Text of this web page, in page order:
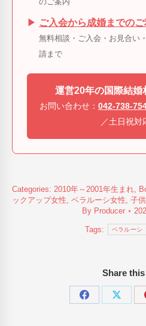
▶ ご入会から成婚までの
無料相談・ご入会・お見合い
請まで
運営20年の国際結
お問い合わせ： 042-738-
／土日祝対
Categories: 2010年～2001年生まれ,
ックアップ女性, ベラルーシ女性, 子
By Producer
Tags: ベラルーシ
Share
Share
Share